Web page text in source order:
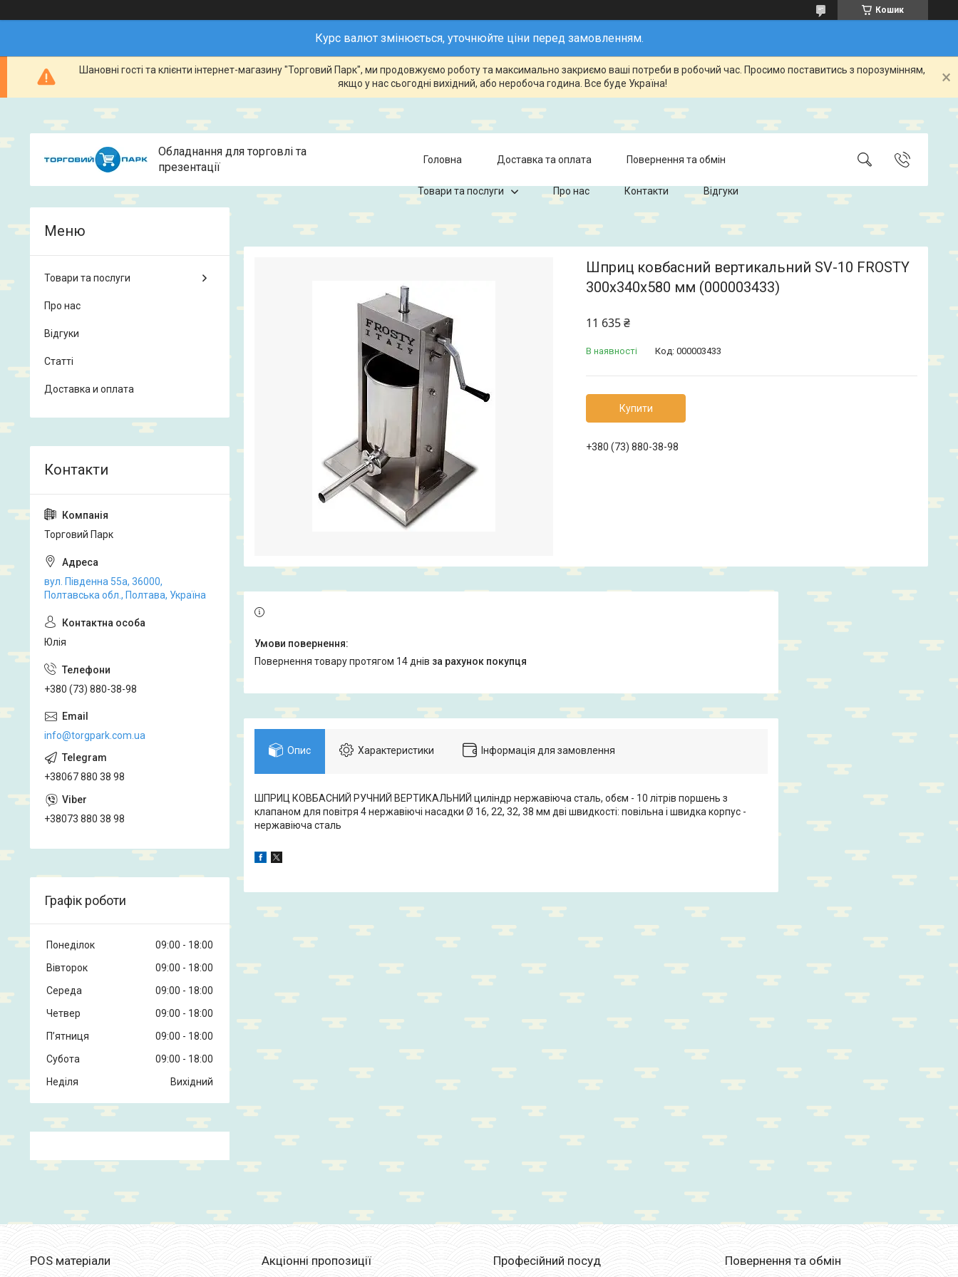
Кошик
Курс валют змінюється, уточнюйте ціни перед замовленням.
Шановні гості та клієнти інтернет-магазину "Торговий Парк", ми продовжуємо роботу та максимально закриємо ваші потреби в робочий час. Просимо поставитись з порозумінням,
якщо у нас сьогодні вихідний, або неробоча година. Все буде Україна!
Обладнання для торговлі та
презентації
Головна Доставка та оплата Повернення та обмін
Товари та послуги Про нас Контакти Відгуки
Шприц ковбасний вертикальний SV-10 FROSTY
300x340x580 мм (000003433)
11 635 ₴
В наявності Код: 000003433
Купити
+380 (73) 880-38-98
повернення товару протягом 14 днів за рахунок покупця
Опис Характеристики Інформація для замовлення
ШПРИЦ КОВБАСНИЙ РУЧНИЙ ВЕРТИКАЛЬНИЙ циліндр нержавіюча сталь, обєм - 10 літрів поршень з
клапаном для повітря 4 нержавіючі насадки Ø 16, 22, 32, 38 мм дві швидкості: повільна і швидка корпус -
нержавіюча сталь
Товари та послуги
Про нас
Відгуки
Статті
Доставка и оплата
Торговий Парк
вул. Південна 55а, 36000,
Полтавська обл., Полтава, Україна
Юлія
+380 (73) 880-38-98
info@torgpark.com.ua
+38067 880 38 98
+38073 880 38 98
Графік роботи
Понеділок 09:00
18:00
Вівторок
09:00
18:00
Середа
09:00
18:00
Четвер
09:00
18:00
Пʼятниця
09:00
18:00
Субота
09:00
18:00
Неділя
Вихідний
POS матеріали Акціонні пропозиції Професійний посуд Повернення та обмін